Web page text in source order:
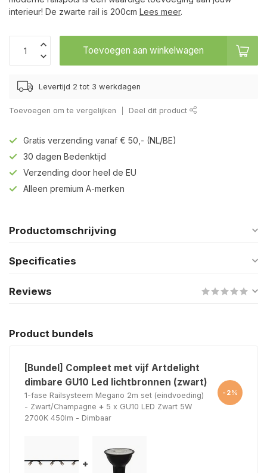
interieur! De zwarte rail is 200cm Lees meer.
Toevoegen aan winkelwagen
Levertijd 2 tot 3 werkdagen
Toevoegen om te vergelijken Deel dit product
Gratis verzending vanaf € 50,- (NL/BE)
30 dagen Bedenktijd
Verzending door heel de EU
Alleen premium A-merken
Productomschrijving
Specificaties
Reviews
Product bundels
[Bundel] Compleet met vijf Artdelight
dimbare GU10 Led lichtbronnen (zwart)
1-fase Railsysteem Megano 2m set (eindvoeding)
- Zwart/Champagne + 5 x GU10 LED Zwart 5W
2700K 450lm - Dimbaar
-2%
+